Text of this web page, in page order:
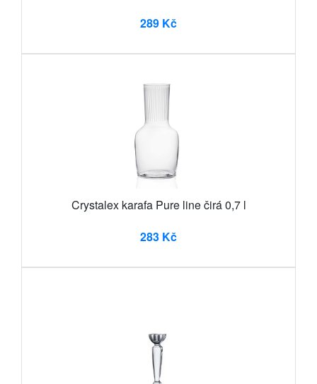
289 Kč
Crystalex karafa Pure line čirá 0,7 l
283 Kč